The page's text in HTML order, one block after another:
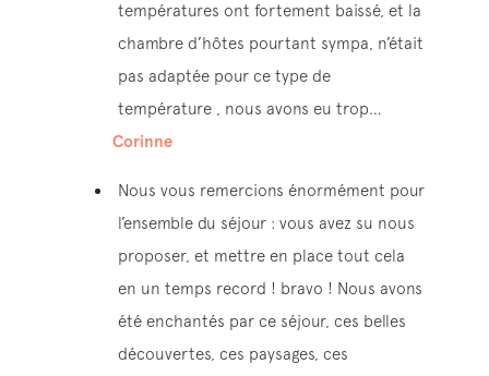
températures ont fortement baissé, et la
chambre d’hôtes pourtant sympa, n’était
pas adaptée pour ce type de
température , nous avons eu trop…
Corinne
Nous vous remercions énormément pour
l’ensemble du séjour : vous avez su nous
proposer, et mettre en place tout cela
en un temps record ! bravo ! Nous avons
été enchantés par ce séjour, ces belles
découvertes, ces paysages, ces